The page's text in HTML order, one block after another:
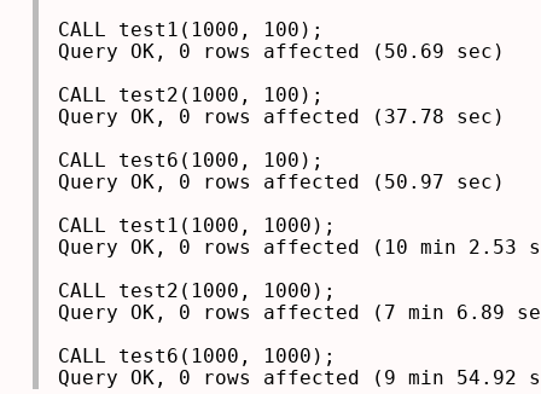
CALL test1(1000, 100);
Query OK, 0 rows affected (50.69 sec)
CALL test2(1000, 100);
Query OK, 0 rows affected (37.78 sec)
CALL test6(1000, 100);
Query OK, 0 rows affected (50.97 sec)
CALL test1(1000, 1000);
Query OK, 0 rows affected (10 min 2.53
CALL test2(1000, 1000);
Query OK, 0 rows affected (7 min 6.89
CALL test6(1000, 1000);
Query OK, 0 rows affected (9 min 54.92